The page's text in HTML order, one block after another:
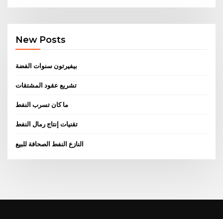
New Posts
بيفيرتون سنوات الفضة
تشريع عقود المشتقات
ما كان تسرب النفط
تقنيات إنتاج رمال النفط
النازع النفط الصحافة للبيع